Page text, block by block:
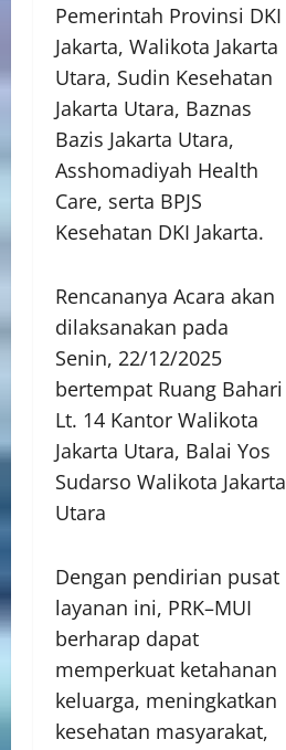
Pemerintah Provinsi DKI
Jakarta, Walikota Jakarta
Utara, Sudin Kesehatan
Jakarta Utara, Baznas
Bazis Jakarta Utara,
Asshomadiyah Health
Care, serta BPJS
Kesehatan DKI Jakarta.
Rencananya Acara akan
dilaksanakan pada
Senin, 22/12/2025
bertempat Ruang Bahari
Lt. 14 Kantor Walikota
Jakarta Utara, Balai Yos
Sudarso Walikota Jakarta
Utara
Dengan pendirian pusat
layanan ini, PRK–MUI
berharap dapat
memperkuat ketahanan
keluarga, meningkatkan
kesehatan masyarakat,